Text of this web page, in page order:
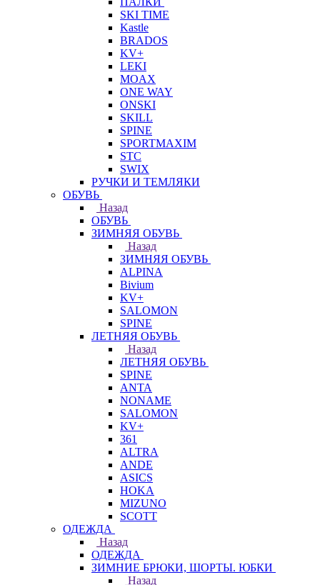
SKI TIME
Kastle
BRADOS
KV+
LEKI
MOAX
ONE WAY
ONSKI
SKILL
SPINE
SPORTMAXIM
STC
SWIX
РУЧКИ И ТЕМЛЯКИ
ОБУВЬ
Назад
ОБУВЬ
ЗИМНЯЯ ОБУВЬ
Назад
ЗИМНЯЯ ОБУВЬ
ALPINA
Bivium
KV+
SALOMON
SPINE
ЛЕТНЯЯ ОБУВЬ
Назад
ЛЕТНЯЯ ОБУВЬ
SPINE
ANTA
NONAME
SALOMON
KV+
361
ALTRA
ANDE
ASICS
HOKA
MIZUNO
SCOTT
ОДЕЖДА
Назад
ОДЕЖДА
ЗИМНИЕ БРЮКИ, ШОРТЫ. ЮБКИ
Назад